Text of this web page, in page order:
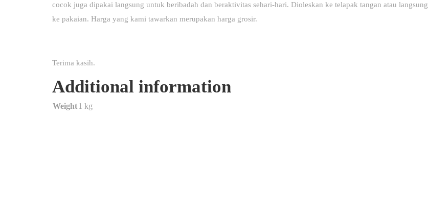
cocok juga dipakai langsung untuk beribadah dan beraktivitas sehari-hari. Dioleskan ke telapak tangan atau langsung
ke pakaian. Harga yang kami tawarkan merupakan harga grosir.
Terima kasih.
Additional information
Weight1 kg